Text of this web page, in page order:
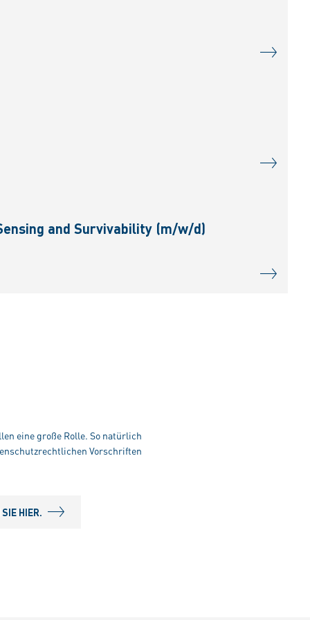
and Survivability (m/w/d)
eine große Rolle. So natürlich
Vorschriften
HIER.